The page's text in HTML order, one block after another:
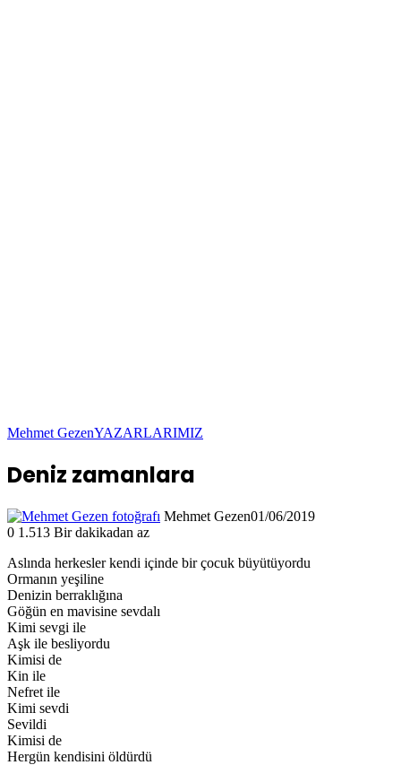
Mehmet GezenYAZARLARIMIZ
Deniz zamanlara
Mehmet Gezen01/06/2019
0 1.513 Bir dakikadan az
Aslında herkesler kendi içinde bir çocuk büyütüyordu
Ormanın yeşiline
Denizin berraklığına
Göğün en mavisine sevdalı
Kimi sevgi ile
Aşk ile besliyordu
Kimisi de
Kin ile
Nefret ile
Kimi sevdi
Sevildi
Kimisi de
Hergün kendisini öldürdü